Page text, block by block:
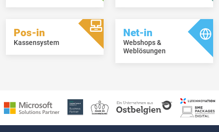
Pos-in
Kassensystem
Net-in
Webshops &
Weblösungen